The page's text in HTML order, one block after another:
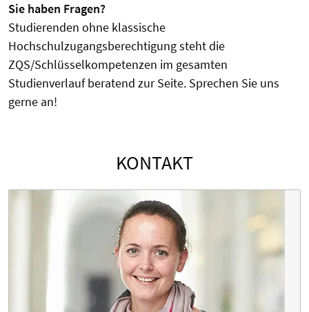
Sie haben Fragen?
Studierenden ohne klassische
Hochschulzugangsberechtigung steht die
ZQS/Schlüsselkompetenzen im gesamten
Studienverlauf beratend zur Seite. Sprechen Sie uns
gerne an!
KONTAKT